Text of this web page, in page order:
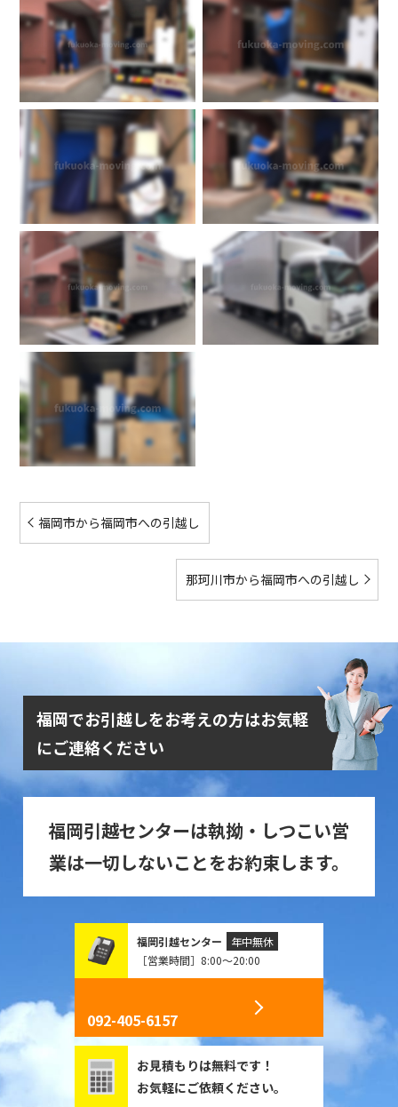
福岡市から福岡市への引越し
那珂川市から福岡市への引越し
福岡でお引越しをお考えの方はお気軽
にご連絡ください
福岡引越センターは執拗・しつこい営
業は一切しないことをお約束します。
福岡引越センター
年中無休
［営業時間］8:00～20:00
092-405-6157
お見積もりは無料です！
お気軽にご依頼ください。